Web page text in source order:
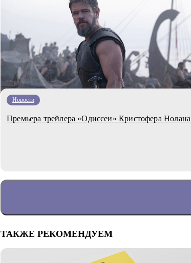
Новости
Премьера трейлера «Одиссеи» Кристофера Нолана
ТАКЖЕ РЕКОМЕНДУЕМ